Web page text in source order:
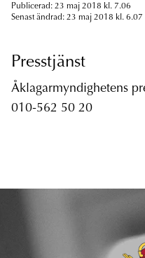
Publicerad: 23 maj 2018 kl. 7.06
Senast ändrad: 23 maj 2018 kl. 6.07
Presstjänst
Åklagarmyndighetens
010-562 50 20